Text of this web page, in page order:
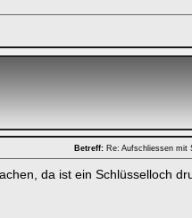
Betreff: Re: Aufschliessen
da ist ein Schlüsselloch